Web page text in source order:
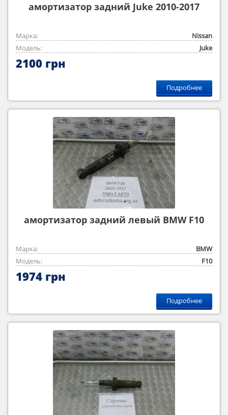
амортизатор задний Juke 2010-2017
Марка:
Nissan
Модель:
Juke
2100 грн
Подробнее
амортизатор задний левый BMW F10
Марка:
BMW
Модель:
F10
1974 грн
Подробнее